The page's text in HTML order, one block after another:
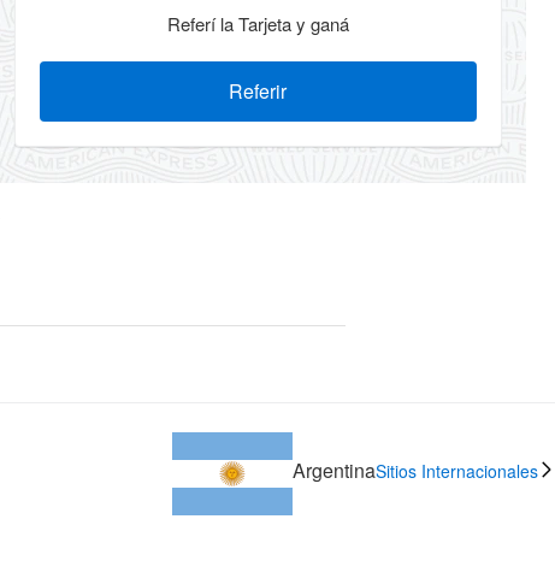
Referí la Tarjeta y ganá
Referir
ArgentinaSitios Internacionales